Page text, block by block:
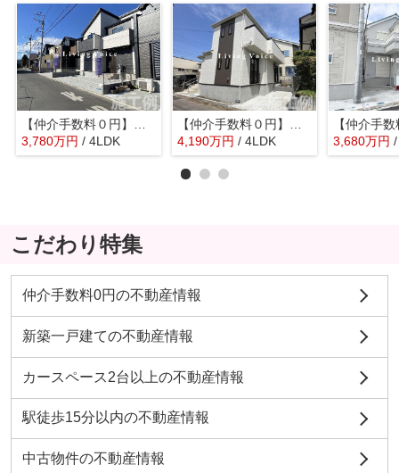
【仲介手数料０円】座間市広野台3期 新築一戸建て
3,780万円 / 4LDK
【仲介手数料０円】座間市ひばりが丘3丁目 新築一戸建て
4,190万円 / 4LDK 3,680万円
こだわり特集
仲介手数料0円の不動産情報
新築一戸建ての不動産情報
カースペース2台以上の不動産情報
駅徒歩15分以内の不動産情報
中古物件の不動産情報